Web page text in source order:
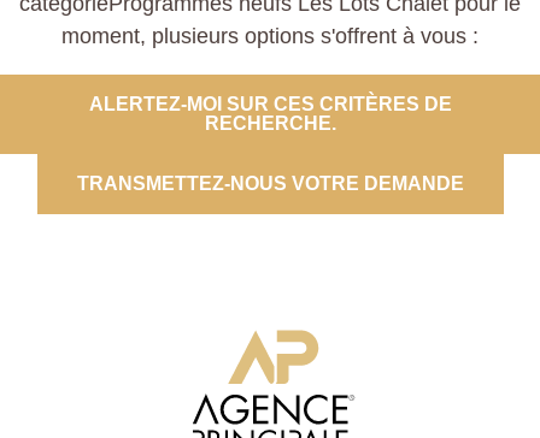
moment, plusieurs options s'offrent à vous :
ALERTEZ-MOI SUR CES CRITÈRES DE
RECHERCHE.
TRANSMETTEZ-NOUS VOTRE DEMANDE